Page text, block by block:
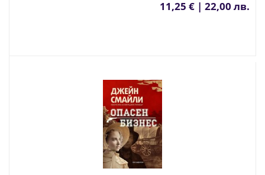
11,25 € | 22,00 лв.